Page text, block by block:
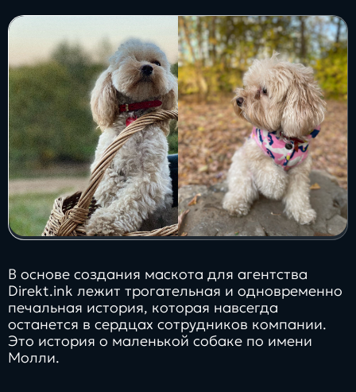
Заполнить
Контакты
8 800 505 34 99
info@direkt.ink
В основе создания маскота для агентства
Direkt.ink лежит трогательная и одновременно
печальная история, которая навсегда
останется в сердцах сотрудников компании.
Это история о маленькой собаке по имени
Молли.